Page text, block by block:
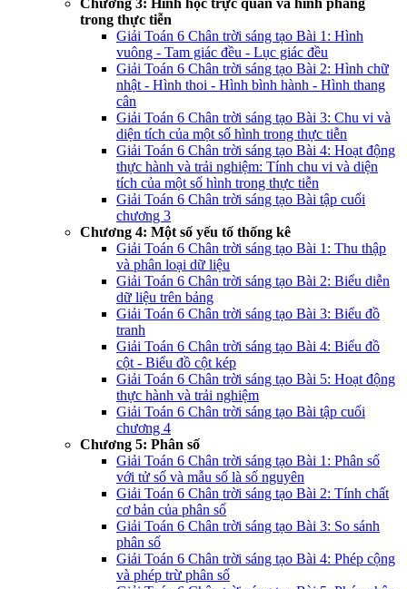
trong thực tiễn
Giải Toán 6 Chân trời sáng tạo Bài 1: Hình
vuông - Tam giác đều - Lục giác đều
Giải Toán 6 Chân trời sáng tạo Bài 2: Hình chữ
nhật - Hình thoi - Hình bình hành - Hình thang
cân
Giải Toán 6 Chân trời sáng tạo Bài 3: Chu vi và
diện tích của một số hình trong thực tiễn
Giải Toán 6 Chân trời sáng tạo Bài 4: Hoạt động
thực hành và trải nghiệm: Tính chu vi và diện
tích của một số hình trong thực tiễn
Giải Toán 6 Chân trời sáng tạo Bài tập cuối
chương 3
Chương 4: Một số yếu tố thống kê
Giải Toán 6 Chân trời sáng tạo Bài 1: Thu thập
và phân loại dữ liệu
Giải Toán 6 Chân trời sáng tạo Bài 2: Biểu diễn
dữ liệu trên bảng
Giải Toán 6 Chân trời sáng tạo Bài 3: Biểu đồ
tranh
Giải Toán 6 Chân trời sáng tạo Bài 4: Biểu đồ
cột - Biểu đồ cột kép
Giải Toán 6 Chân trời sáng tạo Bài 5: Hoạt động
thực hành và trải nghiệm
Giải Toán 6 Chân trời sáng tạo Bài tập cuối
chương 4
Chương 5: Phân số
Giải Toán 6 Chân trời sáng tạo Bài 1: Phân số
với tử số và mẫu số là số nguyên
Giải Toán 6 Chân trời sáng tạo Bài 2: Tính chất
cơ bản của phân số
Giải Toán 6 Chân trời sáng tạo Bài 3: So sánh
phân số
Giải Toán 6 Chân trời sáng tạo Bài 4: Phép cộng
và phép trừ phân số